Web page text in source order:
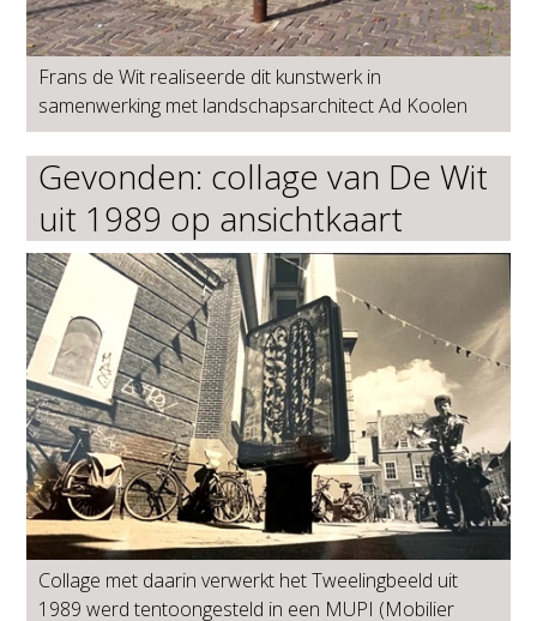
Frans de Wit realiseerde dit kunstwerk in
samenwerking met landschapsarchitect Ad Koolen
Gevonden: collage van De Wit
uit 1989 op ansichtkaart
Collage met daarin verwerkt het Tweelingbeeld uit
1989 werd tentoongesteld in een MUPI (Mobilier